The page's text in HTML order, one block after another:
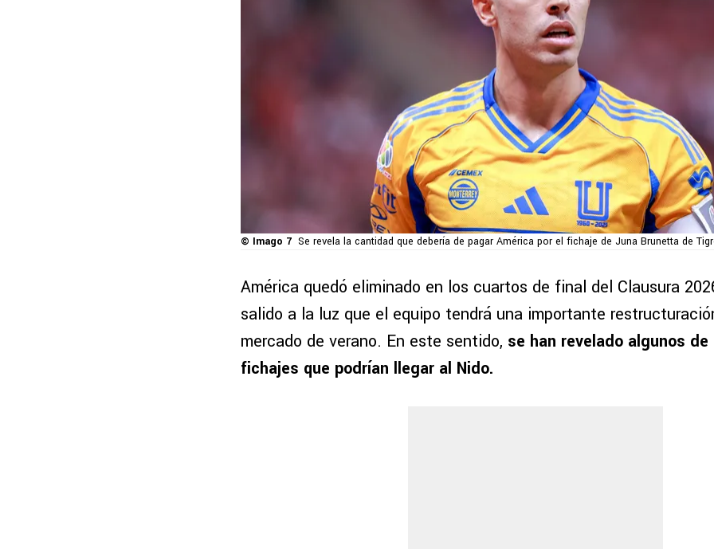
© Imago 7 Se revela la cantidad que debería de pagar América por el fichaje de Juna Brunetta de
América quedó eliminado en los cuartos de final del Clausura
salido a la luz que el equipo tendrá una importante
mercado de verano. En este sentido, se han revelado algunos
fichajes que podrían llegar al Nido.